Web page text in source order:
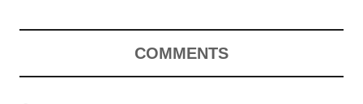
COMMENTS